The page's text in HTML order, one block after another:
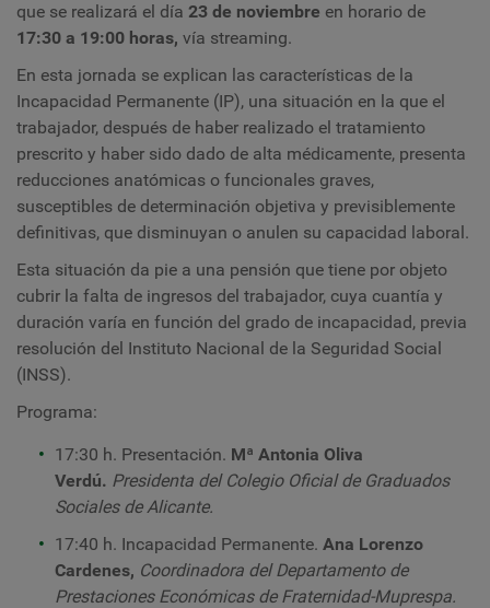
que se realizará el día 23 de noviembre en horario de
17:30 a 19:00 horas, vía streaming.
En esta jornada se explican las características de la
Incapacidad Permanente (IP), una situación en la que el
trabajador, después de haber realizado el tratamiento
prescrito y haber sido dado de alta médicamente, presenta
reducciones anatómicas o funcionales graves,
susceptibles de determinación objetiva y previsiblemente
definitivas, que disminuyan o anulen su capacidad laboral.
Esta situación da pie a una pensión que tiene por objeto
cubrir la falta de ingresos del trabajador, cuya cuantía y
duración varía en función del grado de incapacidad, previa
resolución del Instituto Nacional de la Seguridad Social
(INSS).
Programa:
17:30 h. Presentación. Mª Antonia Oliva
Verdú. Presidenta del Colegio Oficial de Graduados
Sociales de Alicante.
17:40 h. Incapacidad Permanente. Ana Lorenzo
Cardenes, Coordinadora del Departamento de
PrestacionesEconómicas de Fraternidad-Muprespa.